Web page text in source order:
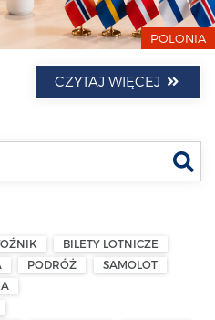
POLONIA
CZYTAJ WIĘCEJ
BILETY LOTNICZE
PODRÓŻ
SAMOLOT